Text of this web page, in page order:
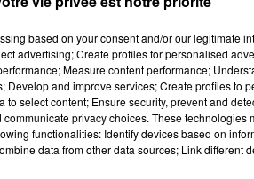
fait connaître surles réseaux
se transforme en plusieurs
ou encore Christine
based on your consent and/or our legitimate
advertising; Create profiles for personalised
Measure content performance;
Develop and improve services; Create profiles to
select content; Ensure security, prevent and
privacy choices. These technologies
functionalities: Identify devices based on
data from other data sources; Link different